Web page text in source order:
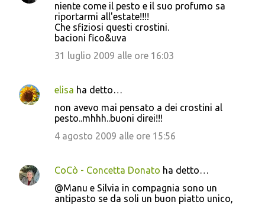
niente come il pesto e il suo profumo sa
riportarmi all'estate!!!!
Che sfiziosi questi crostini.
bacioni fico&uva
31 luglio 2009 alle ore 16:03
elisa ha detto…
non avevo mai pensato a dei crostini al
pesto..mhhh..buoni direi!!!
4 agosto 2009 alle ore 15:56
CoCò - Concetta Donato ha detto…
@Manu e Silvia in compagnia sono un
antipasto se da soli un buon piatto unico,